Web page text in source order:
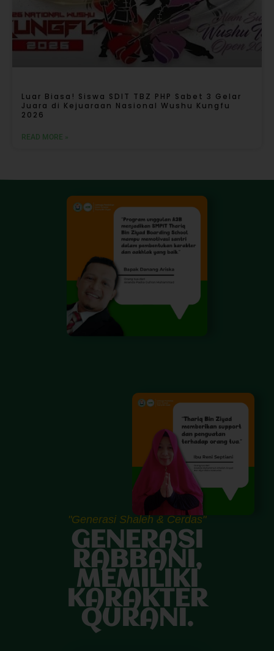
Luar Biasa! Siswa SDIT TBZ PHP Sabet 3 Gelar
Juara di Kejuaraan Nasional Wushu Kungfu
2026
READ MORE »
"Generasi Shaleh & Cerdas"
GENERASI
RABBANI,
MEMILIKI
KARAKTER
QURANI.